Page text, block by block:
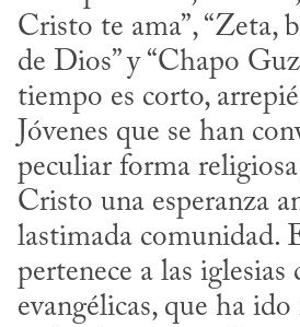
Cristo te ama”, “Zeta,
de Dios” y “Chapo
tiempo es corto,
Jóvenes que se han
peculiar forma
Cristo una esperanza
lastimada comunidad.
pertenece a las iglesias
evangélicas, que ha